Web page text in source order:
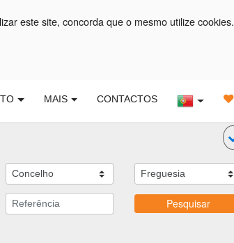
este site, concorda que o mesmo utilize cookies.
MAIS CONTACTOS
Pesquisar